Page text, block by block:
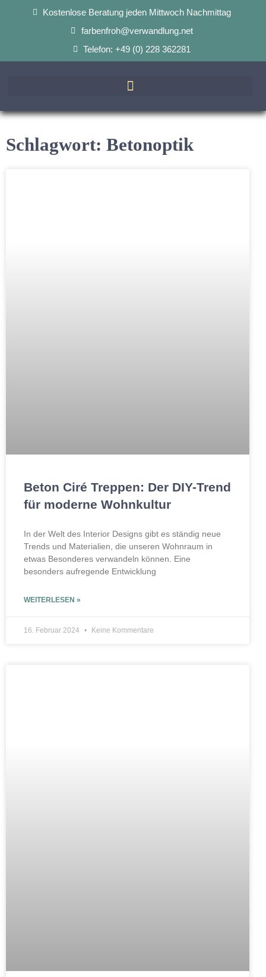
Kostenlose Beratung jeden Mittwoch Nachmittag
farbenfroh@verwandlung.net
Telefon: +49 (0) 228 362281
Schlagwort: Betonoptik
Beton Ciré Treppen: Der DIY-Trend
für moderne Wohnkultur
In der Welt des Interior Designs gibt es ständig neue
Trends und Materialien, die unseren Wohnraum in
etwas Besonderes verwandeln können. Eine
besonders aufregende Entwicklung
WEITERLESEN »
16. Februar 2024 Keine Kommentare